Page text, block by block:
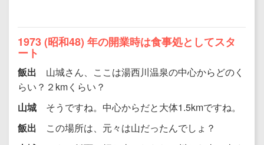
1973 (昭和48) 年の開業時は食事処としてスタ
ート
飯出 山城さん、ここは湯西川温泉の中心からどのく
らい？２kmくらい？
山城 そうですね。中心からだと大体1.5kmですね。
飯出 この場所は、元々は山だったんでしょ？